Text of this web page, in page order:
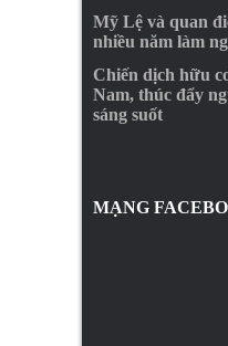
Mỹ Lệ và quan
nhiều năm làm
Chiến dịch hữu
Nam, thúc đẩy
sáng suốt
MẠNG